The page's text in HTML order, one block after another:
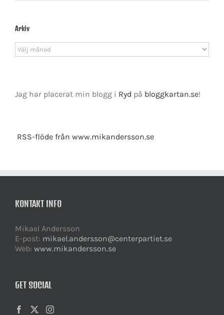
Arkiv
Arkiv
Jag har placerat min blogg i Ryd på bloggkartan.se!
RSS-flöde från www.mikandersson.se
KONTAKT INFO
Mikael Andersson
E-post: mikael.andersson@centerpartiet.se
Web: www.mikandersson.se
GET SOCIAL